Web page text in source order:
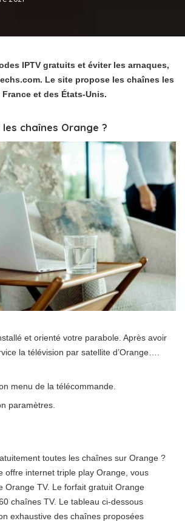
IPTV gratuits et éviter les arnaques,
Le site propose les chaînes les
et des États-Unis.
chaînes Orange ?
et orienté votre parabole. Après avoir
la télévision par satellite d’Orange….
menu de la télécommande.
paramètres.
toutes les chaînes sur Orange ?
offre internet triple play Orange, vous
Orange TV. Le forfait gratuit Orange
chaînes TV. Le tableau ci-dessous
exhaustive des chaînes proposées